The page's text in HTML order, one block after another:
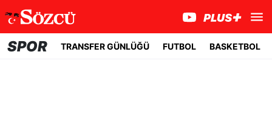
SPOR TRANSFER GÜNLÜĞÜ FUTBOL BASKETBOL